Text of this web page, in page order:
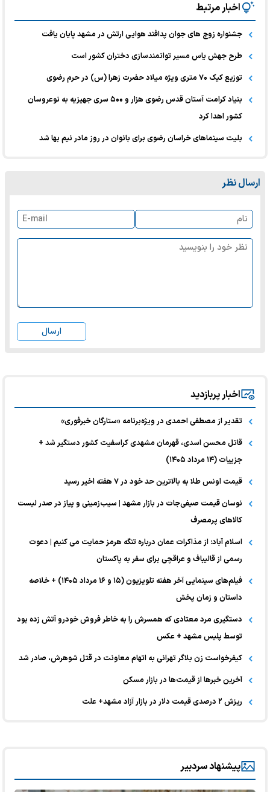
اخبار مرتبط
جشنواره زوج‌ های جوان پدافند هوایی ارتش در مشهد پایان یافت
طرح جهش یاس مسیر توانمندسازی دختران کشور است
توزیع کیک ۷۰ متری ویژه میلاد حضرت زهرا (س) در حرم رضوی
بنیاد کرامت آستان قدس رضوی هزار و ۵۰۰ سری جهیزیه به نوعروسان
کشور اهدا کرد
بلیت سینماهای خراسان رضوی برای بانوان در روز مادر نیم بها شد
ارسال نظر
ارسال
اخبار پربازدید
تقدیر از مصطفی احمدی در ویژه‌برنامه «ستارگان خبرفوری»
قاتل محسن اسدی، قهرمان مشهدی کراسفیت کشور دستگیر شد +
جزییات (۱۴ مرداد ۱۴۰۵)
قیمت اونس طلا به بالاترین حد خود در ۷ هفته اخیر رسید
نوسان قیمت صیفی‌جات در بازار مشهد | سیب‌زمینی و پیاز در صدر لیست
کالا‌های پرمصرف
اسلام آباد: از مذاکرات عمان درباره تنگه هرمز حمایت می کنیم | دعوت
رسمی از قالیباف و عراقچی برای سفر به پاکستان
فیلم‌های سینمایی آخر هفته تلویزیون (۱۵ و ۱۶ مرداد ۱۴۰۵) + خلاصه
داستان و زمان پخش
دستگیری مرد معتادی که همسرش را به خاطر فروش خودرو آتش زده بود
توسط پلیس مشهد + عکس
کیفرخواست زن بلاگر تهرانی به اتهام معاونت در قتل شوهرش، صادر شد
آخرین خبر‌ها از قیمت‌ها در بازار مسکن
ریزش ۲ درصدی قیمت دلار در بازار آزاد مشهد+ علت
پیشنهاد سردبیر